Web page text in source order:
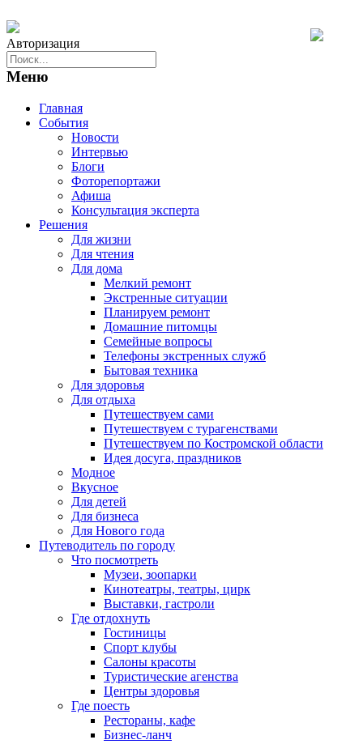
Авторизация
Меню
Главная
События
Новости
Интервью
Блоги
Фоторепортажи
Афиша
Консультация эксперта
Решения
Для жизни
Для чтения
Для дома
Мелкий ремонт
Экстренные ситуации
Планируем ремонт
Домашние питомцы
Семейные вопросы
Телефоны экстренных служб
Бытовая техника
Для здоровья
Для отдыха
Путешествуем сами
Путешествуем с турагенствами
Путешествуем по Костромской области
Идея досуга, праздников
Модное
Вкусное
Для детей
Для бизнеса
Для Нового года
Путеводитель по городу
Что посмотреть
Музеи, зоопарки
Кинотеатры, театры, цирк
Выставки, гастроли
Где отдохнуть
Гостиницы
Спорт клубы
Салоны красоты
Туристические агенства
Центры здоровья
Где поесть
Рестораны, кафе
Бизнес-ланч